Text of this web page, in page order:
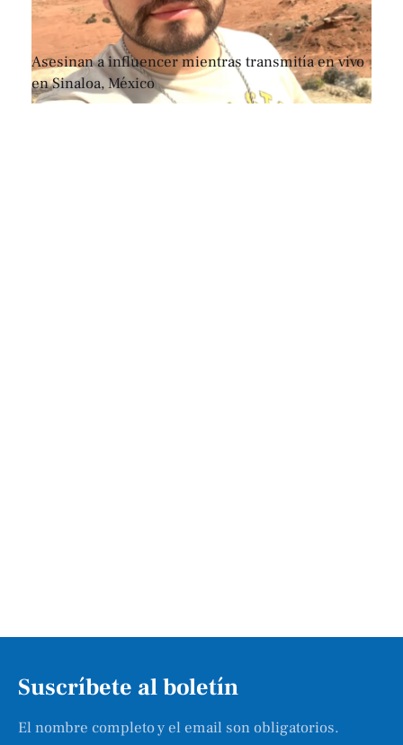
Asesinan a influencer mientras transmitía en vivo
en Sinaloa, México
Suscríbete al boletín
El nombre completo y el email son obligatorios.